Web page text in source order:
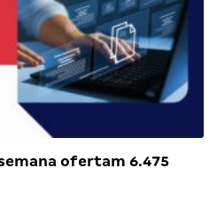
ofertam 6.475